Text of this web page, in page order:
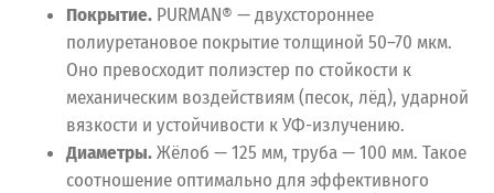
Покрытие. PURMAN® — двухстороннее
полиуретановое покрытие толщиной 50–70 мкм.
Оно превосходит полиэстер по стойкости к
механическим воздействиям (песок, лёд), ударной
вязкости и устойчивости к УФ-излучению.
Диаметры.Жёлоб — 125 мм, труба — 100 мм. Такое
соотношение оптимально для эффективного